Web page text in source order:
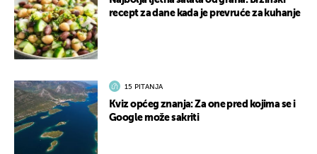
recept za dane kada je prevruće za kuhanje
15 PITANJA
Kviz općeg znanja: Za one pred kojima se i
Google može sakriti